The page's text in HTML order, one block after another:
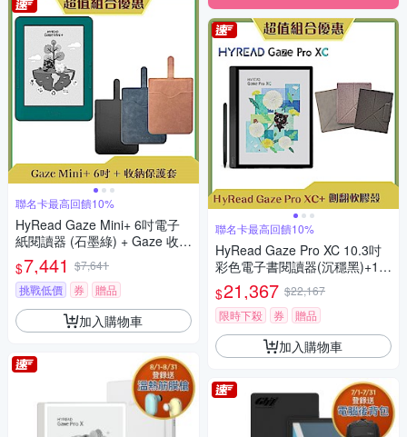
聯名卡最高回饋10%
HyRead Gaze Mini+ 6吋電子
紙閱讀器 (石墨綠) + Gaze 收納
保護套 (組合)
$7,441 $7,641
挑戰低價
券 贈品
加入購物車
聯名卡最高回饋10%
HyRead Gaze Pro XC 10.3吋
彩色電子書閱讀器(沉穩黑)+10.
3吋側翻軟膠殼 (組合)
$21,367 $22,167
限時下殺
券 贈品
加入購物車